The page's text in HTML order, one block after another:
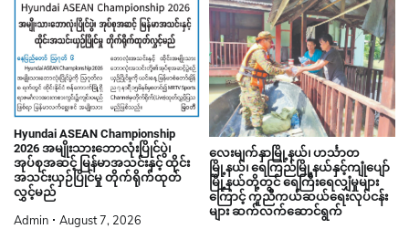
Hyundai ASEAN Championship
2026 အမျိုးသားဘောလုံးပြိုင်ပွဲ၊
အုပ်စုအဆင့် မြန်မာအသင်းနှင့် ထိုင်း
အသင်းယှဉ်ပြိုင်မှု တိုက်ရိုက်ထုတ်
လွှင့်မည်
Admin August 7, 2026
လေးမျက်နှာမြို့နယ်၊ ဟင်္သာတ
မြို့နယ်၊ ရေကြည်မြို့နယ်နှင့်ကျုံပျော်
မြို့နယ်တို့တွင် ရေကြီးရေလျှံမှုများ
ကြောင့် ကူညီကယ်ဆယ်ရေးလုပ်ငန်း
များ ဆက်လက်ဆောင်ရွက်